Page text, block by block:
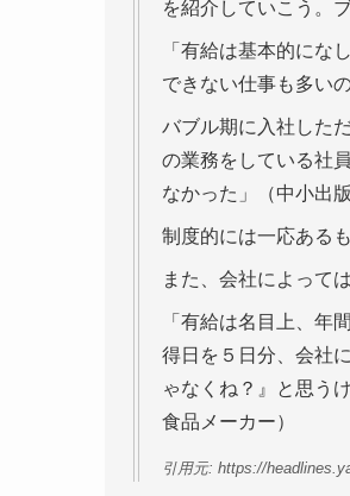
を紹介していこう。
「有給は基本的にな
できない仕事も多い
バブル期に入社した
の業務をしている社
なかった」（中小出版
制度的には一応ある
また、会社によって
「有給は名目上、年
得日を５日分、会社
ゃなくね？』と思う
食品メーカー）
引用元: https://